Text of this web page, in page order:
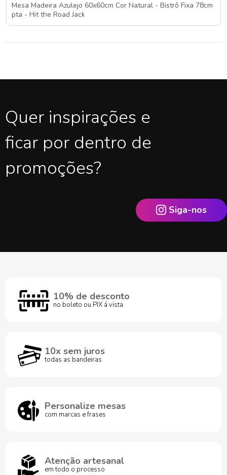
Mesa Madeira Azulejo 60x60cm Cor Natural - Bistrô Fixa 78cm
pta - Hit the Road Jack
Quer inspirações e
ficar por dentro de
promoções?
Siga-nos
10% de desconto
no boleto ou PIX á vista
10x sem juros
todas as bandeiras
Personalize mesas
com marcas e frases
Atenção artesanal
em todo o processo